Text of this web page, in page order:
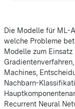
Die Modelle für ML-
welche Probleme
Modelle zum Einsatz
Machines,
Nachbarn-
Recurrent Neural